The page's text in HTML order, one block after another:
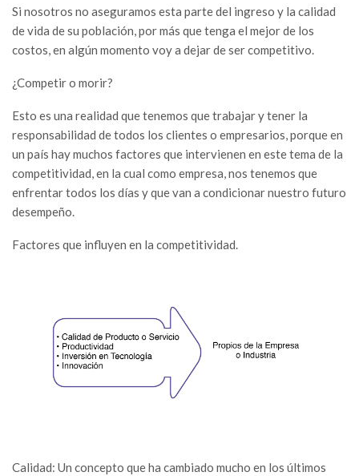
Si nosotros no aseguramos esta parte del ingreso y la calidad
de vida de su población, por más que tenga el mejor de los
costos, en algún momento voy a dejar de ser competitivo.
¿Competir o morir?
Esto es una realidad que tenemos que trabajar y tener la
responsabilidad de todos los clientes o empresarios, porque en
un país hay muchos factores que intervienen en este tema de la
competitividad, en la cual como empresa, nos tenemos que
enfrentar todos los días y que van a condicionar nuestro futuro
desempeño.
Factores que influyen en la competitividad.
Calidad: Un concepto que ha cambiado mucho en los últimos